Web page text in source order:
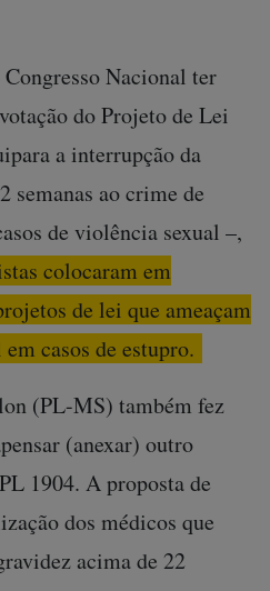
Nacional ter
do Projeto de Lei
a interrupção da
semanas ao crime de
de violência sexual –,
colocaram em
de lei que ameaçam
casos de estupro.
(PL-MS) também fez
(anexar) outro
1904. A proposta de
dos médicos que
acima de 22